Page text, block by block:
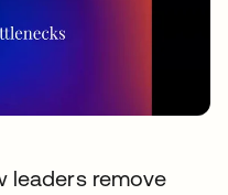
leaders remove